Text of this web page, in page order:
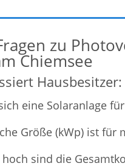
zu
Chiemsee
Hausbesitzer:
eine Solaranlage
Größe (kWp) ist für
hoch sind die